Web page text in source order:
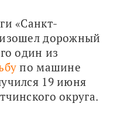
«Санкт-
дорожный
один из
по машине
19 июня
округа.